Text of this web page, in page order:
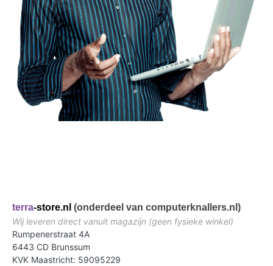
terra-store.nl (onderdeel van computerknallers.nl)
Wij leveren direct vanuit magazijn (geen fysieke winkel)
Rumpenerstraat 4A
6443 CD Brunssum
KVK Maastricht: 59095229